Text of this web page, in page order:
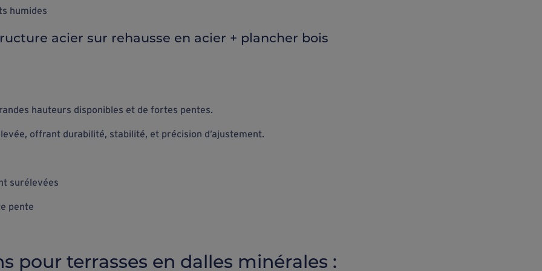
humides
acier sur rehausse en acier + plancher bois
hauteurs disponibles et de fortes pentes.
offrant durabilité, stabilité, et précision d’ajustement.
surélevées
pente
pour terrasses en dalles minérales :